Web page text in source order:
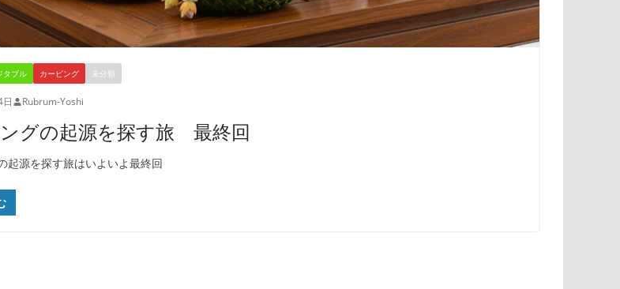
タブル カービング 未分類
Rubrum-Yoshi
グの起源を探す旅 最終回
起源を探す旅はいよいよ最終回